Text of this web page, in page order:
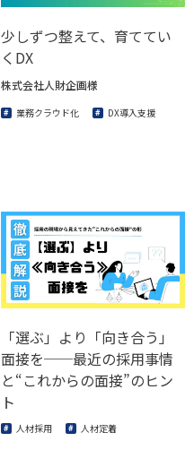
少しずつ整えて、育ててい
くDX
株式会社人財企画様
業務クラウド化 DX導入支援
「選ぶ」より「向き合う」
面接を──最近の採用事情
と“これからの面接”のヒン
ト
人材採用 人材定着